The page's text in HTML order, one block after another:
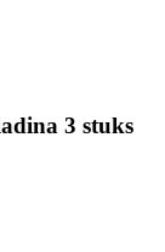
3 stuks